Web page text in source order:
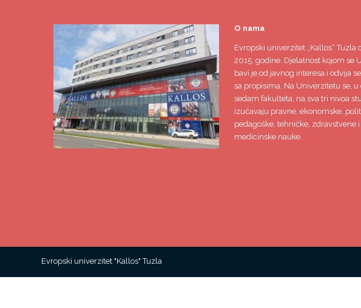
O nama
Evropski univerzitet „Kallos“ Tuzla
2015. godine. Djelatnost kojom se
bavi je od javnog interesa i odvija
sa propisima. Na Univerzitetu se, u
sedam fakulteta, na sva tri nivoa
izučavaju pravne, ekonomske,
pedagoške, tehničke, zdravstvene i
medicinske nauke.
Evropski univerzitet "Kallos" Tuzla